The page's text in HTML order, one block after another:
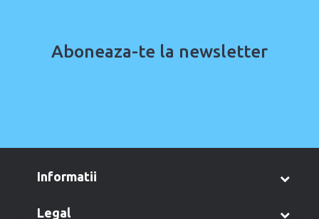
Aboneaza-te la newsletter
informatii
legal